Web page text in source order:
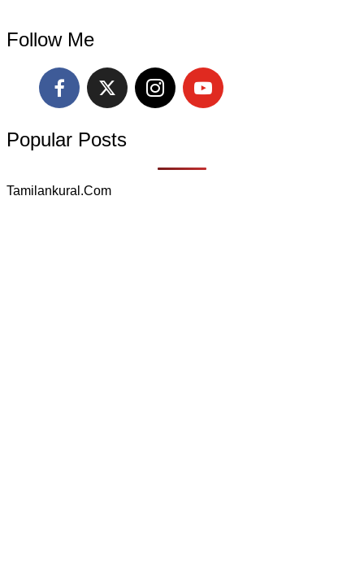
Follow Me
Popular Posts
Tamilankural.Com